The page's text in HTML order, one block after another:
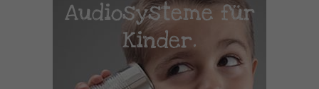
Audiosysteme für
Kinder.